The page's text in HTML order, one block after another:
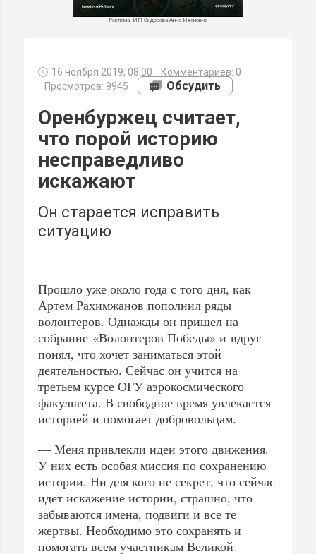
Реклама. ИП Сидорова Анна Ивановна
16 ноября 2019, 08:00 Комментариев: 0
Просмотров: 9945
Обсудить
Оренбуржец считает,
что порой историю
несправедливо
искажают
Он старается исправить
ситуацию
Прошло уже около года с того дня, как
Артем Рахимжанов пополнил ряды
волонтеров. Однажды он пришел на
собрание «Волонтеров Победы» и вдруг
понял, что хочет заниматься этой
деятельностью. Сейчас он учится на
третьем курсе ОГУ аэрокосмического
факультета. В свободное время увлекается
историей и помогает добровольцам.
— Меня привлекли идеи этого движения.
У них есть особая миссия по сохранению
истории. Ни для кого не секрет, что сейчас
идет искажение истории, страшно, что
забываются имена, подвиги и все те
жертвы. Необходимо это сохранять и
помогать всем участникам Великой